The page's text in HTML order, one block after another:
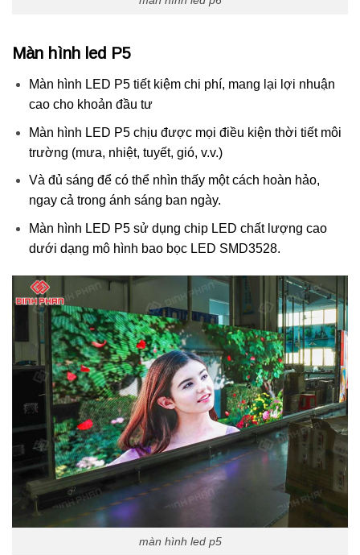
Màn hình led P5
Màn hình LED P5 tiết kiệm chi phí, mang lại lợi nhuận
cao cho khoản đầu tư
Màn hình LED P5 chịu được mọi điều kiện thời tiết môi
trường (mưa, nhiệt, tuyết, gió, v.v.)
Và đủ sáng để có thể nhìn thấy một cách hoàn hảo,
ngay cả trong ánh sáng ban ngày.
Màn hình LED P5 sử dụng chip LED chất lượng cao
dưới dạng mô hình bao bọc LED SMD3528.
màn hình led p5